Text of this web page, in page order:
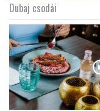
Dubaj csodái